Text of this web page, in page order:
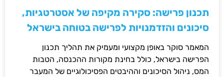
תכנון פרישה: סקירה מקיפה של אסטרטגיות,
סיכונים והזדמנויות לפרישה בטוחה בישראל
המאמר סוקר באופן מקצועי ומעמיק את תהליך תכנון
הפרישה בישראל, כולל בחינת מקורות ההכנסה, הטבות
המס, ניהול הסיכונים וההיבטים הפסיכולוגיים של המעבר